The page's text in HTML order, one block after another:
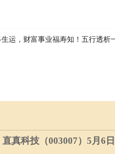
运，财富事业福寿知！五行透析
真科技（003007）5月6